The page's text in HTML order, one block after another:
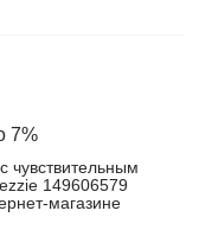
7%
чувствительным
149606579